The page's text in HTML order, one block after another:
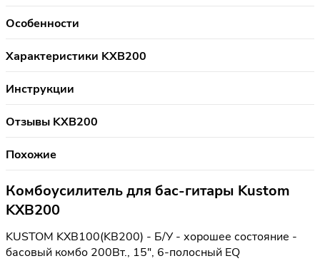
Особенности
Характеристики KXB200
Инструкции
Отзывы KXB200
Похожие
Комбоусилитель для бас-гитары Kustom
KXB200
KUSTOM KXB100(KB200) - Б/У - хорошее состояние -
басовый комбо 200Вт., 15", 6-полосный EQ